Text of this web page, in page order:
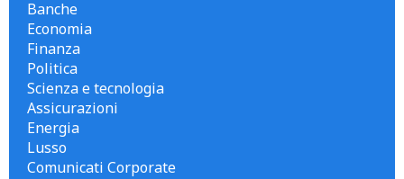
Banche
Economia
Finanza
Politica
Scienza e tecnologia
Assicurazioni
Energia
Lusso
Comunicati Corporate